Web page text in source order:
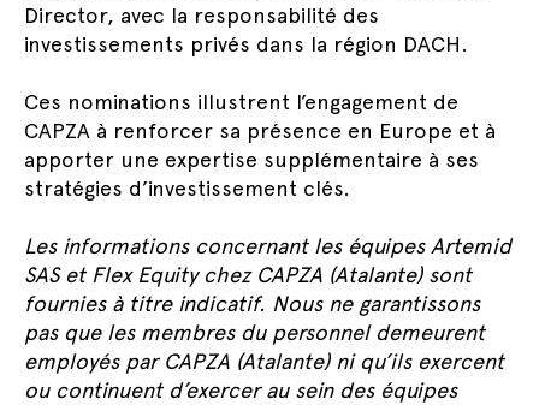
Director, avec la responsabilité des
investissements privés dans la région DACH.
Ces nominations illustrent l’engagement de
CAPZA à renforcer sa présence en Europe et à
apporter une expertise supplémentaire à ses
stratégies d’investissement clés.
Les informations concernant les équipes Artemid
SAS et Flex Equity chez CAPZA (Atalante) sont
fournies à titre indicatif. Nous ne garantissons
pas que les membres du personnel demeurent
employés par CAPZA (Atalante) ni qu’ils exercent
ou continuent d’exercer au sein des équipes